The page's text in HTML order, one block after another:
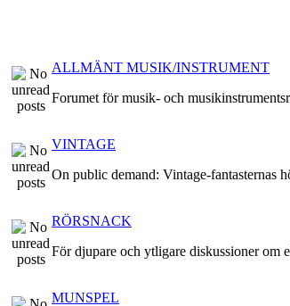
ALLMÄNT MUSIK/INSTRUMENT
Forumet för musik- och
VINTAGE
On public demand: Vintage-fantasternas
RÖRSNACK
För djupare och ytligare diskussioner om
MUNSPEL